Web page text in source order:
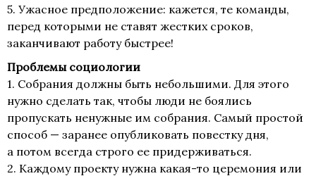
5. Ужасное предположение: кажется, те команды,
перед которыми не ставят жестких сроков,
заканчивают работу быстрее!
Проблемы социологии
1. Собрания должны быть небольшими. Для этого
нужно сделать так, чтобы люди не боялись
пропускать ненужные им собрания. Самый простой
способ — заранее опубликовать повестку дня,
а потом всегда строго ее придерживаться.
2. Каждому проекту нужна какая-то церемония или